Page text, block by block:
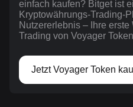
einfach kaufen? Bitget ist
Kryptowährungs-Trading-
Nutzererlebnis – Ihre
Trading von Voyager
Jetzt Voyager Token